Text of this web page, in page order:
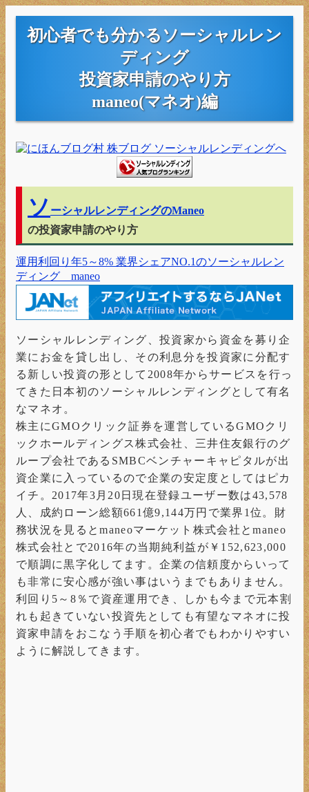
初心者でも分かるソーシャルレン
ディング
投資家申請のやり方
maneo(マネオ)編
ソ ーシャルレンディングのmaneo
の投資家申請のやり方
運用利回り年5～8% 業界シェアNO.1のソーシャルレン
ディング maneo
ソーシャルレンディング、投資家から資金を募り企
業にお金を貸し出し、その利息分を投資家に分配す
る新しい投資の形として2008年からサービスを行っ
てきた日本初のソーシャルレンディングとして有名
なマネオ。
株主にGMOクリック証券を運営しているGMOクリ
ックホールディングス株式会社、三井住友銀行のグ
ループ会社であるSMBCベンチャーキャピタルが出
資企業に入っているので企業の安定度としてはピカ
イチ。2017年3月20日現在登録ユーザー数は43,578
人、成約ローン総額661億9,144万円で業界1位。財
務状況を見るとmaneoマーケット株式会社とmaneo
株式会社とで2016年の当期純利益が￥152,623,000
で順調に黒字化してます。企業の信頼度からいって
も非常に安心感が強い事はいうまでもありません。
利回り5～8％で資産運用でき、しかも今まで元本割
れも起きていない投資先としても有望なマネオに投
資家申請をおこなう手順を初心者でもわかりやすい
ように解説してきます。